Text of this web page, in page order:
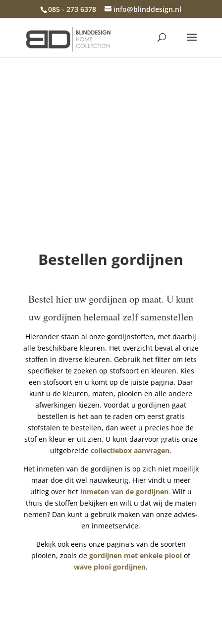
085 - 273 6378 info@blinddesign.nl
Bestellen gordijnen
Bestel hier uw gordijnen op maat. U kunt
uw gordijnen helemaal zelf samenstellen
Hieronder staan al onze gordijnstoffen, met daarbij
alle beschikbare kleuren. Het overzicht bevat al onze
stoffen in diverse kleuren. Gebruik het filter om iets
specifieker te zoeken op stofsoort en kleuren. Kies
een stofsoort en u komt op de juiste pagina. Daar
kunt u de kleuren, maten, plooien en alle andere
afwerkingen kiezen. Voordat u gordijnen gaat
bestellen is het aan te raden om eerst gratis
stofstalen te bestellen, dan weet u precies hoe de
stof en kleur er uit zien. U kunt daarvoor gratis onze
uitgebreidecollectiebox aanvragen.
Het inmeten van de gordijnen is op zich niet moeilijk
maar doe dit wel nauwkeurig. Hier vindt u meer
uitleg over het inmeten van de gordijnen. Wilt u
thuis de stoffen bekijken en wilt u dat wij de maten
nemen? Dan kunt u gebruik maken van onze advies-
en inmeetservice.
Bekijk ook eens onze pagina's van de soorten
plooien, zoals degordijnen met enkele plooi of
wave plooi gordijnen.